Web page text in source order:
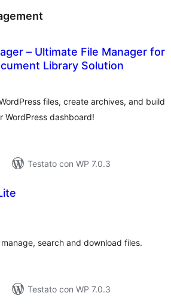
– Ultimate File Manager for
Library Solution
files, create archives, and build
dashboard!
Testato con WP 7.0.3
search and download files.
Testato con WP 7.0.3